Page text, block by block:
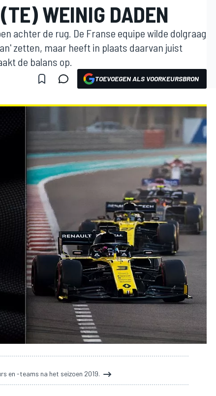
WEINIG DADEN
achter de rug. De Franse equipe wilde dolgraag
zetten, maar heeft in plaats daarvan juist
de balans op.
TOEVOEGEN ALS VOORKEURSBRON
en -teams na het seizoen 2019.